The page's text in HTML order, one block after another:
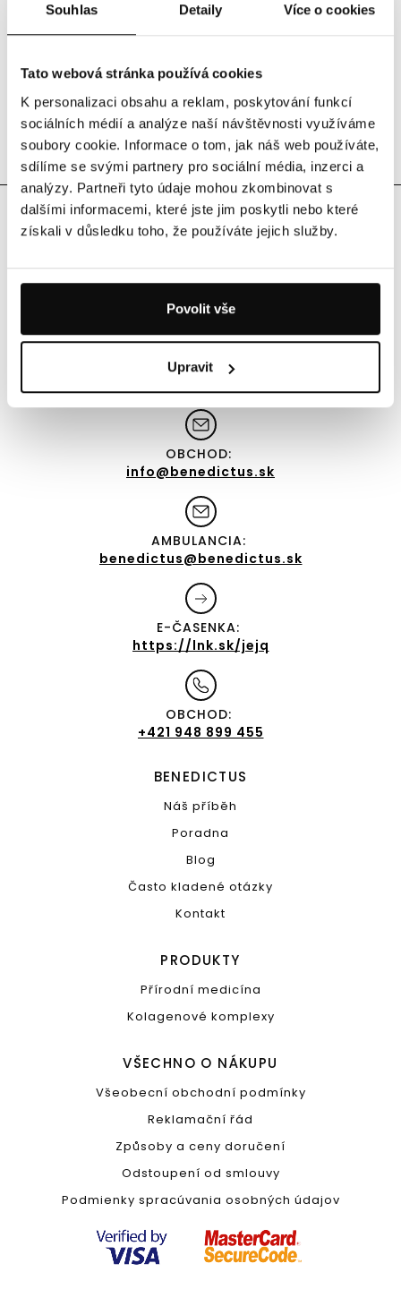
Souhlas Detaily Více o cookies
Tato webová stránka používá cookies
K personalizaci obsahu a reklam, poskytování funkcí
sociálních médií a analýze naší návštěvnosti využíváme
soubory cookie. Informace o tom, jak náš web používáte,
sdílíme se svými partnery pro sociální média, inzerci a
analýzy. Partneři tyto údaje mohou zkombinovat s
dalšími informacemi, které jste jim poskytli nebo které
získali v důsledku toho, že používáte jejich služby.
Povolit vše
Upravit
Výhradný výrobca značky BENEDICTUS
Fresh & Fit, spol. s r.o.,
Cukrová 14,
OBCHOD:
info@benedictus.sk
AMBULANCIA:
benedictus@benedictus.sk
E-ČASENKA:
https://lnk.sk/jejq
OBCHOD:
+421 948 899 455
BENEDICTUS
Náš příběh
Poradna
Blog
Často kladené otázky
Kontakt
PRODUKTY
Přírodní medicína
Kolagenové komplexy
VŠECHNO O NÁKUPU
Všeobecní obchodní podmínky
Reklamační řád
Způsoby a ceny doručení
Odstoupení od smlouvy
Podmienky spracúvania osobných údajov